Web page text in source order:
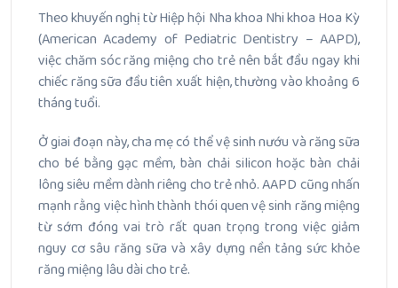
Theo khuyến nghị từ Hiệp hội Nha khoa Nhi khoa Hoa Kỳ
(American Academy of Pediatric Dentistry – AAPD),
việc chăm sóc răng miệng cho trẻ nên bắt đầu ngay khi
chiếc răng sữa đầu tiên xuất hiện, thường vào khoảng 6
tháng tuổi.
Ở giai đoạn này, cha mẹ có thể vệ sinh nướu và răng sữa
cho bé bằng gạc mềm, bàn chải silicon hoặc bàn chải
lông siêu mềm dành riêng cho trẻ nhỏ. AAPD cũng nhấn
mạnh rằng việc hình thành thói quen vệ sinh răng miệng
từ sớm đóng vai trò rất quan trọng trong việc giảm
nguy cơ sâu răng sữa và xây dựng nền tảng sức khỏe
răng miệng lâu dài cho trẻ.